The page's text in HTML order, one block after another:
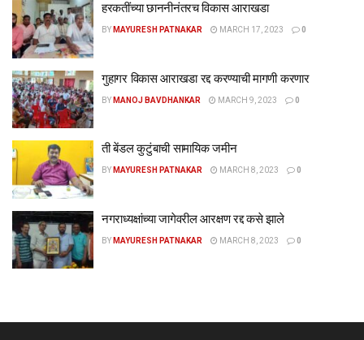
हरकतींच्या छाननीनंतरच विकास आराखडा
BY MAYURESH PATNAKAR MARCH 17, 2023 0
गुहागर विकास आराखडा रद्द करण्याची मागणी करणार
BY MANOJ BAVDHANKAR MARCH 9, 2023 0
ती बेंडल कुटुंबाची सामायिक जमीन
BY MAYURESH PATNAKAR MARCH 8, 2023 0
नगराध्यक्षांच्या जागेवरील आरक्षण रद्द कसे झाले
BY MAYURESH PATNAKAR MARCH 8, 2023 0